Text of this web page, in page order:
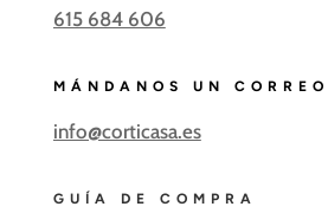
615 684 606
MÁNDANOS UN CORREO
info@corticasa.es
GUÍA DE COMPRA